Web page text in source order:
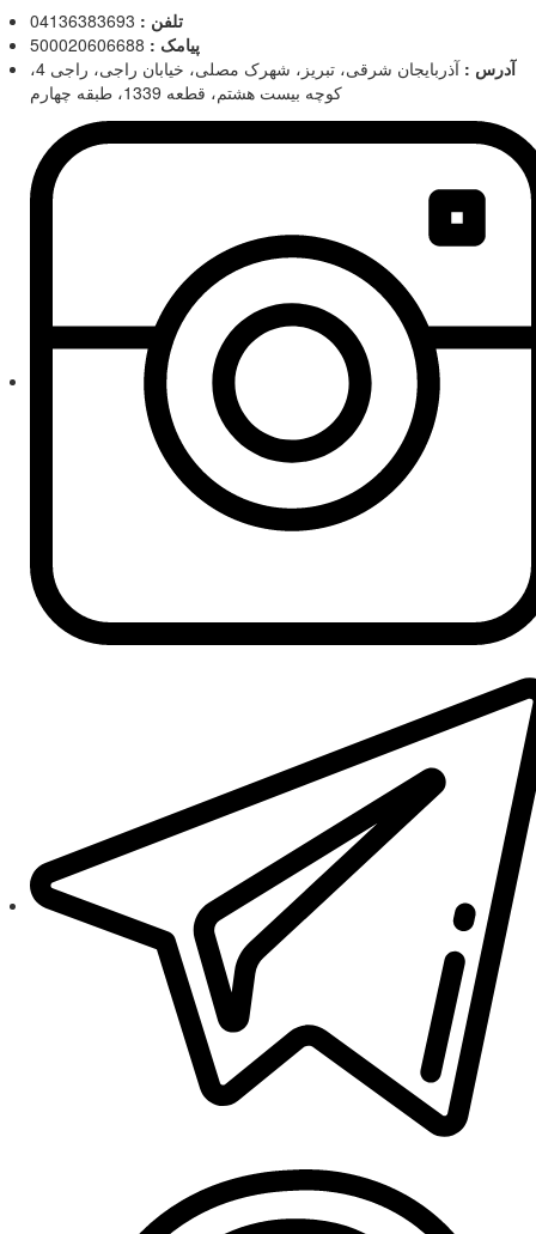
تلفن :
پیامک :
آدرس :
آذربایجان شرقی، تبریز، شهرک مصلی، خیابان راجی، راجی 4،
کوچه بیست هشتم، قطعه 1339، طبقه چهارم